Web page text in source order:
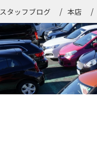
スタッフブログ 本店